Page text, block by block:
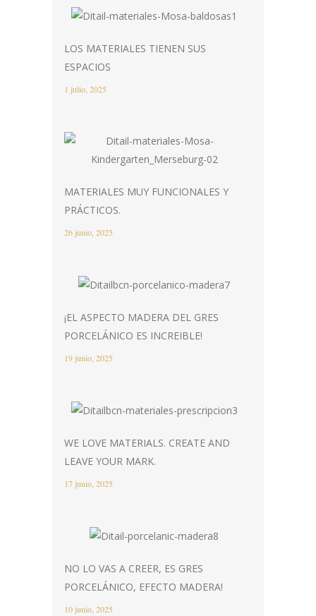
LOS MATERIALES TIENEN SUS
ESPACIOS
1 julio, 2025
MATERIALES MUY FUNCIONALES Y
PRÁCTICOS.
26 junio, 2025
¡EL ASPECTO MADERA DEL GRES
PORCELÁNICO ES INCREIBLE!
19 junio, 2025
WE LOVE MATERIALS. CREATE AND
LEAVE YOUR MARK.
17 junio, 2025
NO LO VAS A CREER, ES GRES
PORCELÁNICO, EFECTO MADERA!
10 junio, 2025